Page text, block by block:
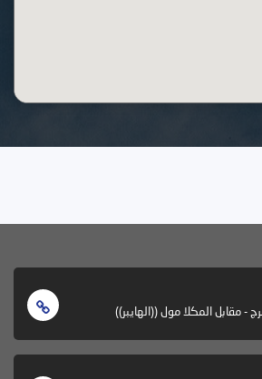
- مقابل المكلا مول ((الهايبر))